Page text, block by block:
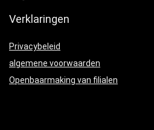
Verklaringen
Privacybeleid
algemene voorwaarden
Openbaarmaking van filialen